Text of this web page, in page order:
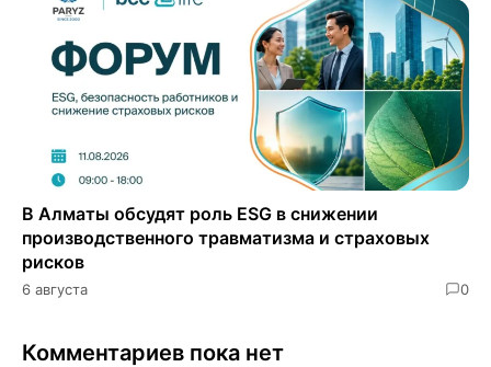
В Алматы обсудят роль ESG в снижении
производственного травматизма и страховых
рисков
6 августа 0
Комментариев пока нет